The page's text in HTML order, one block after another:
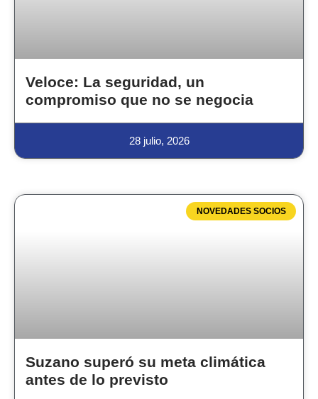
Veloce: La seguridad, un
compromiso que no se negocia
28 julio, 2026
NOVEDADES SOCIOS
Suzano superó su meta climática
antes de lo previsto